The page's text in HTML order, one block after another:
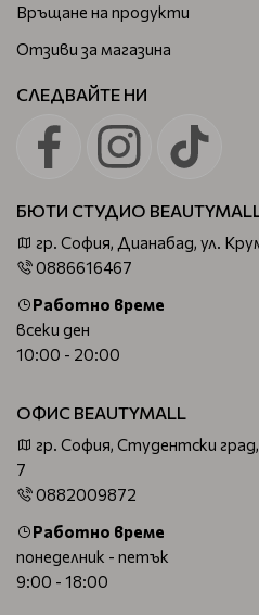
Връщане на продукти
Отзиви за магазина
СЛЕДВАЙТЕ НИ
БЮТИ СТУДИО BEAUTYMALL
гр. София, Дианабад, ул.
0886616467
Работно време
всеки ден
10:00 - 20:00
ОФИС BEAUTYMALL
гр. София, Студентски
7
0882009872
Работно време
понеделник - петък
9:00 - 18:00